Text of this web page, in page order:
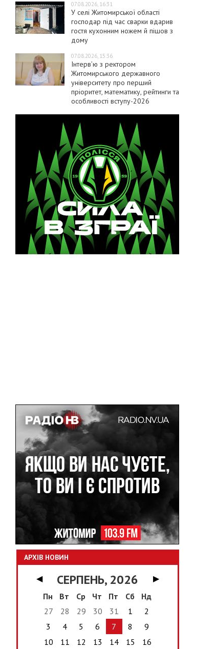
07.08.2026, 16:31
У селі Житомирської області
господар під час сварки вдарив
гостя кухонним ножем й пішов з
дому
07.08.2026, 15:36
Інтерв’ю з ректором
Житомирського державного
університету про перший
пріоритет, математику, рейтинги та
особливості вступу-2026
АРХІВ НОВИН
◀ СЕРПЕНЬ, 2026
▶
Пн
Вт Ср Чт Пт Сб
Нд
27
28 29 30 31 1
2
3
4 5 6 7 8
9
10
11 12 13 14 15
16